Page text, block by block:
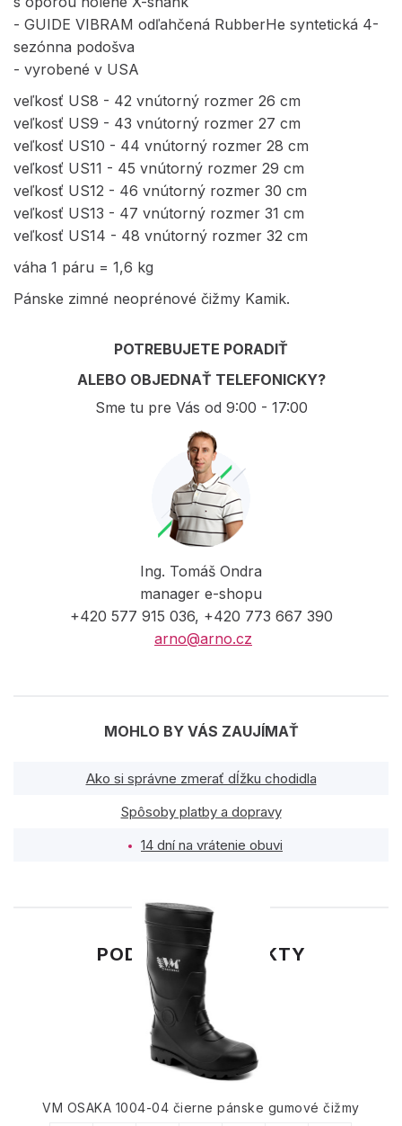
- GUIDE VIBRAM odľahčená RubberHe syntetická 4-
sezónna podošva
- vyrobené v USA
veľkosť US8 - 42 vnútorný rozmer 26 cm
veľkosť US9 - 43 vnútorný rozmer 27 cm
veľkosť US10 - 44 vnútorný rozmer 28 cm
veľkosť US11 - 45 vnútorný rozmer 29 cm
veľkosť US12 - 46 vnútorný rozmer 30 cm
veľkosť US13 - 47 vnútorný rozmer 31 cm
veľkosť US14 - 48 vnútorný rozmer 32 cm
váha 1 páru = 1,6 kg
Pánske zimné neoprénové čižmy Kamik.
POTREBUJETE PORADIŤ
ALEBO OBJEDNAŤ TELEFONICKY?
Sme tu pre Vás od 9:00 - 17:00
Ing. Tomáš Ondra
manager e-shopu
+420 577 915 036, +420 773 667 390
arno@arno.cz
MOHLO BY VÁS ZAUJÍMAŤ
Ako si správne zmerať dĺžku chodidla
Spôsoby platby a dopravy
14 dní na vrátenie obuvi
PODOBNÉ PRODUKTY
VM OSAKA 1004-04 čierne pánske gumové čižmy